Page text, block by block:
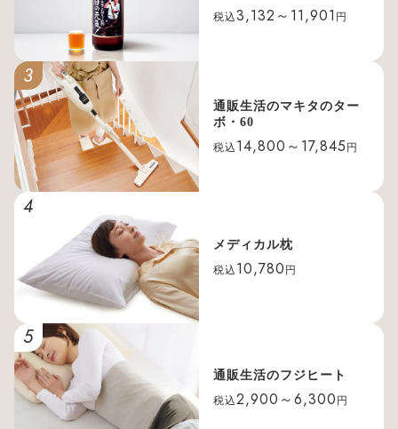
税込3,132～11,901 円
3
通販生活のマキタのター
ボ・60
税込 14,800～17,845 円
4
メディカル枕
税込 10,780 円
5
通販生活のフジヒート
税込2,900～6,300 円